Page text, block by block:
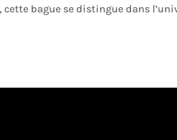
bague se distingue dans